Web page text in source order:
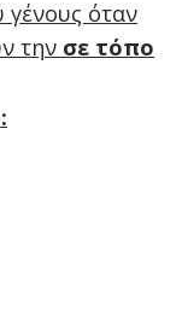
όταν
τηνσε τόπο